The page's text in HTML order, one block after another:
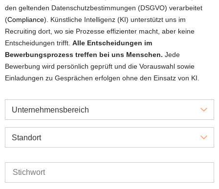
den geltenden Datenschutzbestimmungen (DSGVO) verarbeitet
(Compliance). Künstliche Intelligenz (KI) unterstützt uns im
Recruiting dort, wo sie Prozesse effizienter macht, aber keine
Entscheidungen trifft. Alle Entscheidungen im
Bewerbungsprozess treffen bei uns Menschen. Jede
Bewerbung wird persönlich geprüft und die Vorauswahl sowie
Einladungen zu Gesprächen erfolgen ohne den Einsatz von KI.
Unternehmensbereich
Standort